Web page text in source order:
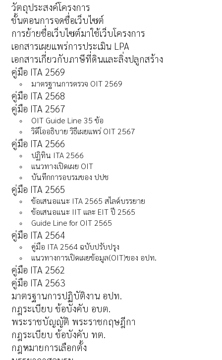
วัตถุประสงค์โครงการ
ขั้นตอนการจดชื่อเว็บไซต์
การย้ายชื่อเว็บไซต์มาใช้เว็บโครงการ
เอกสารเผยแพร่การประเมิน LPA
เอกสารเกี่ยวกับภาษีที่ดินและลิ่งปลูกสร้าง
คู่มือ ITA 2569
มาตรฐานการตรวจ OIT 2569
คู่มือ ITA 2568
คู่มือ ITA 2567
OIT Guide Line 35 ข้อ
วิดีโออธิบาย วิธีเผยแพร่ OIT 2567
คู่มือ ITA 2566
ปฏิทิน ITA 2566
แนวทางเปิดเผย OIT
บันทึกการอบรมของ ปปช
คู่มือ ITA 2565
ข้อเสนอแนะ ITA 2565 สไลด์บรรยาย
ข้อเสนอแนะ IIT และ EIT ปี 2565
Guide Line for OIT 2565
คู่มือ ITA 2564
คู่มือ ITA 2564 ฉบับปรับปรุง
แนวทางการเปิดเผยข้อมูล(OIT)ของ อปท.
คู่มือ ITA 2562
คู่มือ ITA 2563
มาตรฐานการปฏิบัติงาน อปท.
กฎระเบียบ ข้อบังคับ อบต.
พระราชบัญญัติ พระราชกฤษฎีกา
กฎระเบียบ ข้อบังคับ ทต.
กฎหมายการเลือกตั้ง